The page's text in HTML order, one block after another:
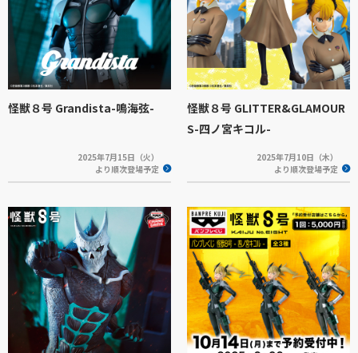
怪獣８号 Grandista-鳴海弦-
2025年7月15日（火）
より順次登場予定
怪獣８号 GLITTER&GLAMOUR
S-四ノ宮キコル-
2025年7月10日（木）
より順次登場予定